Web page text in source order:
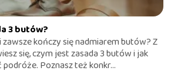
3 butów?
kończy się nadmiarem butów? Z
się, czym jest zasada 3 butów i jak
Poznasz też konkr...